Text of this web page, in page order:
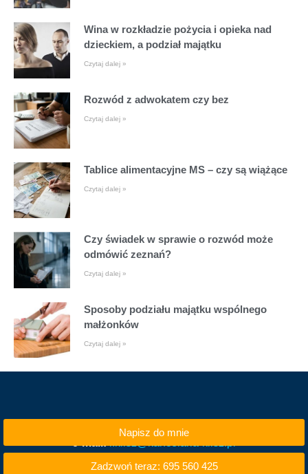
Wina w rozkładzie pożycia i opieka nad
dzieckiem, a podział majątku
Czytaj dalej »
Rozwód z adwokatem czy bez
Czytaj dalej »
Tablice alimentacyjne MS – czy są wiążące
Czytaj dalej »
Czy świadek w sprawie o rozwód może
odmówić zeznań?
Czytaj dalej »
Sposoby podziału majątku wspólnego
małżonków
Czytaj dalej »
Napisz do mnie
Zadzwoń teraz: 695 560 425